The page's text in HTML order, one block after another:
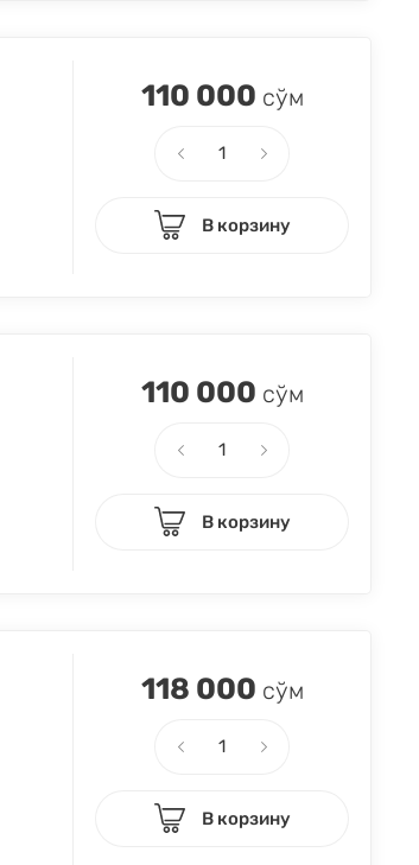
110 000 сўм
В корзину
110 000 сўм
В корзину
118 000 сўм
В корзину